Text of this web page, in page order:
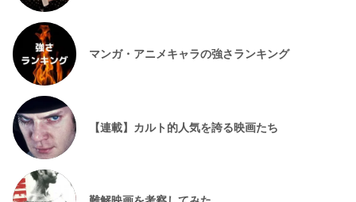
マンガ・アニメキャラの強さランキング
【連載】カルト的人気を誇る映画たち